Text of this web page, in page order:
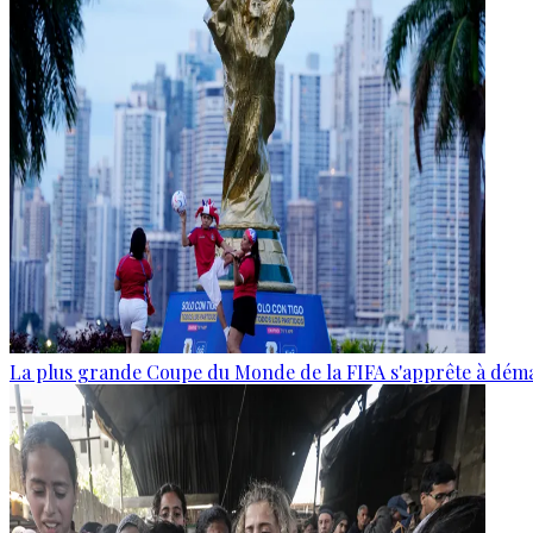
La plus grande Coupe du Monde de la FIFA s'apprête à